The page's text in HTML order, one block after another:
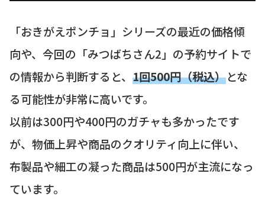
「おきがえポンチョ」シリーズの最近の価格傾
向や、今回の「みつばちさん2」の予約サイトで
の情報から判断すると、 1回500円（税込）とな
る可能性が非常に高いです。
以前は300円や400円のガチャも多かったです
が、物価上昇や商品のクオリティ向上に伴い、
布製品や細工の凝った商品は500円が主流になっ
ています。